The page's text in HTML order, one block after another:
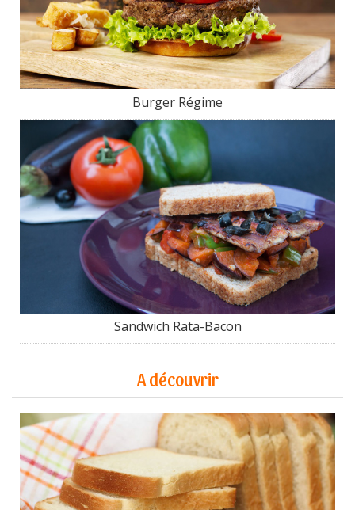
Burger Régime
Sandwich Rata-Bacon
A découvrir